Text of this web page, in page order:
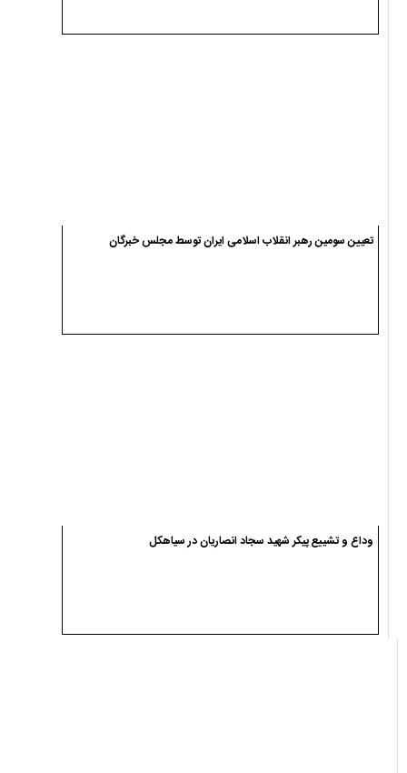
تعیین سومین رهبر انقلاب اسلامی ایران توسط مجلس خبرگان
وداع و تشییع پیکر شهید سجاد انصاریان در سیاهکل